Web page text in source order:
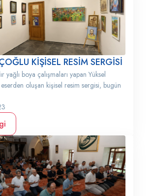
KİŞİSEL RESİM SERGİSİ
yağlı boya çalışmaları yapan Yüksel
eserden oluşan kişisel resim sergisi, bugün